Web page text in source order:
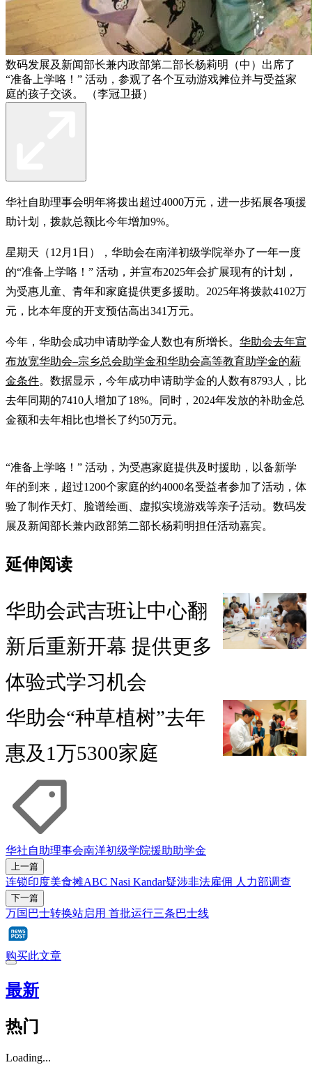
数码发展及新闻部长兼内政部第二部长杨莉明（中）出席了
“准备上学咯！” 活动，参观了各个互动游戏摊位并与受益家
庭的孩子交谈。 （李冠卫摄）
华社自助理事会明年将拨出超过4000万元，进一步拓展各项援
助计划，拨款总额比今年增加9%。
星期天（12月1日），华助会在南洋初级学院举办了一年一度
的“准备上学咯！” 活动，并宣布2025年会扩展现有的计划，
为受惠儿童、青年和家庭提供更多援助。2025年将拨款4102万
元，比本年度的开支预估高出341万元。
今年，华助会成功申请助学金人数也有所增长。 华助会去年宣
布放宽华助会–宗乡总会助学金和华助会高等教育助学金的薪
金条件。数据显示，今年成功申请助学金的人数有8793人，比
去年同期的7410人增加了18%。同时，2024年发放的补助金总
金额和去年相比也增长了约50万元。
“准备上学咯！” 活动，为受惠家庭提供及时援助，以备新学
年的到来，超过1200个家庭的约4000名受益者参加了活动，体
验了制作天灯、脸谱绘画、虚拟实境游戏等亲子活动。数码发
展及新闻部长兼内政部第二部长杨莉明担任活动嘉宾。
延伸阅读
华助会武吉班让中心翻
新后重新开幕 提供更多
体验式学习机会
华助会“种草植树”去年
惠及1万5300家庭
华社自助理事会南洋初级学院援助助学金
上一篇
连锁印度美食摊ABC Nasi Kandar疑涉非法雇佣 人力部调查
下一篇
万国巴士转换站启用 首批运行三条巴士线
购买此文章
最新
热门
Loading...